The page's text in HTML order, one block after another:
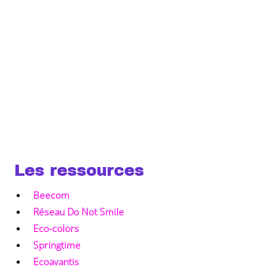
Les ressources
Beecom
Réseau Do Not Smile
Eco-colors
Springtime
Ecoavantis